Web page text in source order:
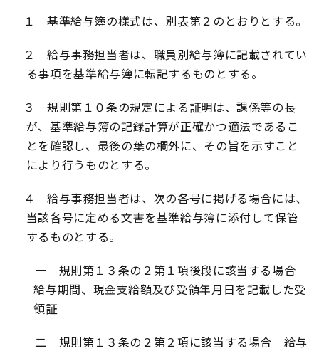
１ 基準給与簿の様式は、別表第２のとおりとする。
２ 給与事務担当者は、職員別給与簿に記載されてい
る事項を基準給与簿に転記するものとする。
３ 規則第１０条の規定による証明は、課係等の長
が、基準給与簿の記録計算が正確かつ適法であるこ
とを確認し、最後の葉の欄外に、その旨を示すこと
により行うものとする。
４ 給与事務担当者は、次の各号に掲げる場合には、
当該各号に定める文書を基準給与簿に添付して保管
するものとする。
一 規則第１３条の２第１項後段に該当する場合
給与期間、現金支給額及び受領年月日を記載した受
領証
二 規則第１３条の２第２項に該当する場合 給与